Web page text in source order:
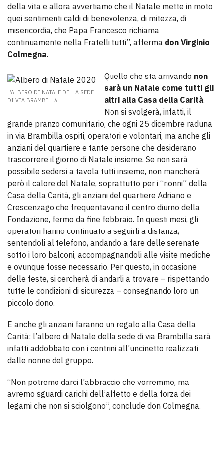
della vita e allora avvertiamo che il Natale mette in moto
quei sentimenti caldi di benevolenza, di mitezza, di
misericordia, che Papa Francesco richiama
continuamente nella Fratelli tutti”, afferma don Virginio
Colmegna.
L’ALBERO DI NATALE DELLA SEDE
DI VIA BRAMBILLA
Quello che sta arrivando non
sarà un Natale come tutti gli
altri alla Casa della Carità.
Non si svolgerà, infatti, il
grande pranzo comunitario, che ogni 25 dicembre raduna
in via Brambilla ospiti, operatori e volontari, ma anche gli
anziani del quartiere e tante persone che desiderano
trascorrere il giorno di Natale insieme. Se non sarà
possibile sedersi a tavola tutti insieme, non mancherà
però il calore del Natale, soprattutto per i “nonni” della
Casa della Carità, gli anziani del quartiere Adriano e
Crescenzago che frequentavano il centro diurno della
Fondazione, fermo da fine febbraio. In questi mesi, gli
operatori hanno continuato a seguirli a distanza,
sentendoli al telefono, andando a fare delle serenate
sotto i loro balconi, accompagnandoli alle visite mediche
e ovunque fosse necessario. Per questo, in occasione
delle feste, si cercherà di andarli a trovare – rispettando
tutte le condizioni di sicurezza – consegnando loro un
piccolo dono.
E anche gli anziani faranno un regalo alla Casa della
Carità: l’albero di Natale della sede di via Brambilla sarà
infatti addobbato con i centrini all’uncinetto realizzati
dalle nonne del gruppo.
“Non potremo darci l’abbraccio che vorremmo, ma
avremo sguardi carichi dell’affetto e della forza dei
legami che non si sciolgono”, conclude don Colmegna.